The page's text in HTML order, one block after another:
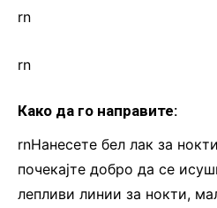
rn
rn
Како да го направите:
rnНанесете бел лак за
почекајте добро да се
лепливи линии за нокти,